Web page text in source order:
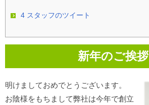
4 スタッフのツイート
新年のご挨拶
明けましておめでとうございます。
お陰様をもちまして弊社は今年で創立